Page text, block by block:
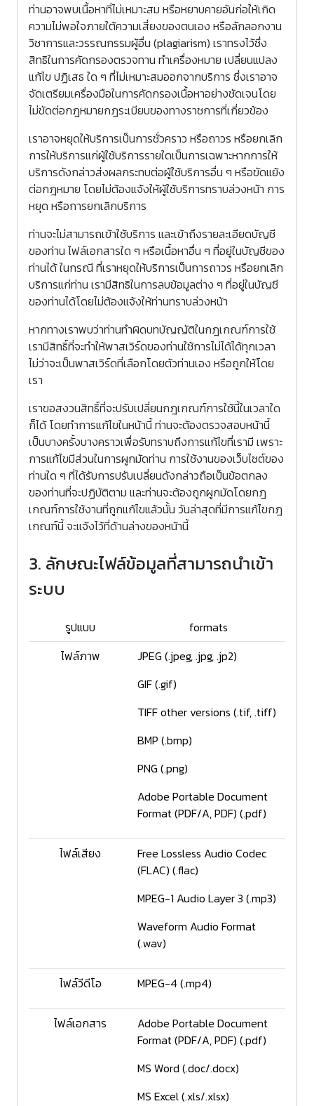
ท่านอาจพบเนื้อหาที่ไม่เหมาะสม หรือหยาบคายอันก่อให้เกิด
ความไม่พอใจภายใต้ความเสี่ยงของตนเอง หรือลักลอกงาน
วิชาการและวรรณกรรมผู้อื่น (plagiarism) เราทรงไว้ซึ่ง
สิทธิในการคัดกรองตรวจทาน ทำเครื่องหมาย เปลี่ยนแปลง
แก้ไข ปฏิเสธ ใด ๆ ที่ไม่เหมาะสมออกจากบริการ ซึ่งเราอาจ
จัดเตรียมเครื่องมือในการคัดกรองเนื้อหาอย่างชัดเจนโดย
ไม่ขัดต่อกฎหมายกฎระเบียบของทางราชการที่เกี่ยวข้อง
เราอาจหยุดให้บริการเป็นการชั่วคราว หรือถาวร หรือยกเลิก
การให้บริการแก่ผู้ใช้บริการรายใดเป็นการเฉพาะหากการให้
บริการดังกล่าวส่งผลกระทบต่อผู้ใช้บริการอื่น ๆ หรือขัดแย้ง
ต่อกฎหมาย โดยไม่ต้องแจ้งให้ผู้ใช้บริการทราบล่วงหน้า การ
หยุด หรือการยกเลิกบริการ
ท่านจะไม่สามารถเข้าใช้บริการ และเข้าถึงรายละเอียดบัญชี
ของท่าน ไฟล์เอกสารใด ๆ หรือเนื้อหาอื่น ๆ ที่อยู่ในบัญชีของ
ท่านได้ ในกรณี ที่เราหยุดให้บริการเป็นการถาวร หรือยกเลิก
บริการแก่ท่าน เรามีสิทธิในการลบข้อมูลต่าง ๆ ที่อยู่ในบัญชี
ของท่านได้โดยไม่ต้องแจ้งให้ท่านทราบล่วงหน้า
หากทางเราพบว่าท่านทำผิดบทบัญญัติในกฎเกณฑ์การใช้
เรามีสิทธิ์ที่จะทำให้พาสเวิร์ดของท่านใช้การไม่ได้ได้ทุกเวลา
ไม่ว่าจะเป็นพาสเวิร์ดที่เลือกโดยตัวท่านเอง หรือถูกให้โดย
เรา
เราขอสงวนสิทธิ์ที่จะปรับเปลี่ยนกฎเกณฑ์การใช้นี้ในเวลาใด
ก็ได้ โดยทำการแก้ไขในหน้านี้ ท่านจะต้องตรวจสอบหน้านี้
เป็นบางครั้งบางคราวเพื่อรับทราบถึงการแก้ไขที่เรามี เพราะ
การแก้ไขมีส่วนในการผูกมัดท่าน การใช้งานของเว็บไซต์ของ
ท่านใด ๆ ที่ได้รับการปรับเปลี่ยนดังกล่าวถือเป็นข้อตกลง
ของท่านที่จะปฏิบัติตาม และท่านจะต้องถูกผูกมัดโดยกฎ
เกณฑ์การใช้งานที่ถูกแก้ไขแล้วนั้น วันล่าสุดที่มีการแก้ไขกฎ
เกณฑ์นี้ จะแจ้งไว้ที่ด้านล่างของหน้านี้
3. ลักษณะไฟล์ข้อมูลที่สามารถนำเข้า
ระบบ
รูปแบบ
formats
ไฟล์ภาพ
JPEG (.jpeg, .jpg, .jp2)
GIF (.gif)
TIFF other versions (.tif, .tiff)
BMP (.bmp)
PNG (.png)
Adobe Portable Document
Format (PDF/A, PDF) (.pdf)
ไฟล์เสียง
Free Lossless Audio Codec
(FLAC) (.flac)
MPEG-1 Audio Layer 3 (.mp3)
Waveform Audio Format
(.wav)
ไฟล์วีดีโอ MPEG-4 (.mp4)
ไฟล์เอกสาร
Adobe Portable Document
Format (PDF/A, PDF) (.pdf)
MS Word (.doc/.docx)
MS Excel (.xls/.xlsx)